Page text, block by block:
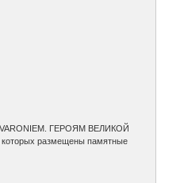
VARONIEM. ГЕРОЯМ ВЕЛИКОЙ
размещены памятные